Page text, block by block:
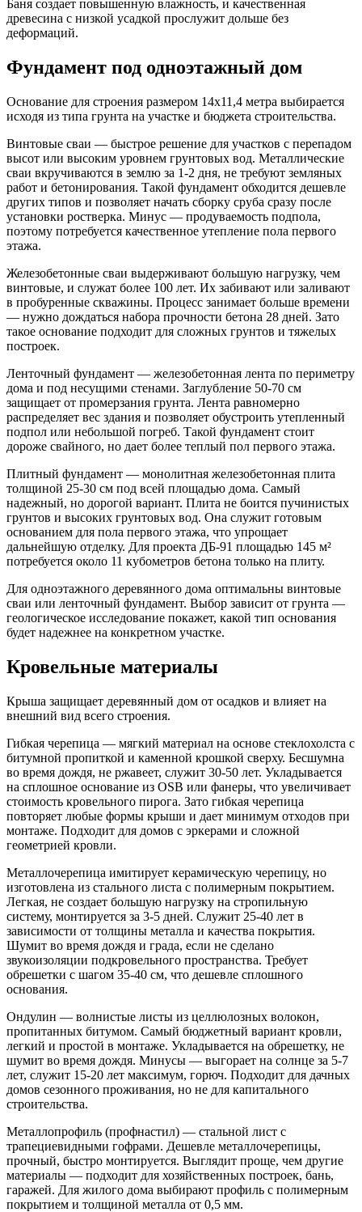
Баня создает повышенную влажность, и качественная
древесина с низкой усадкой прослужит дольше без
деформаций.
Фундамент под одноэтажный дом
Основание для строения размером 14х11,4 метра выбирается
исходя из типа грунта на участке и бюджета строительства.
Винтовые сваи — быстрое решение для участков с перепадом
высот или высоким уровнем грунтовых вод. Металлические
сваи вкручиваются в землю за 1-2 дня, не требуют земляных
работ и бетонирования. Такой фундамент обходится дешевле
других типов и позволяет начать сборку сруба сразу после
установки ростверка. Минус — продуваемость подпола,
поэтому потребуется качественное утепление пола первого
этажа.
Железобетонные сваи выдерживают большую нагрузку, чем
винтовые, и служат более 100 лет. Их забивают или заливают
в пробуренные скважины. Процесс занимает больше времени
— нужно дождаться набора прочности бетона 28 дней. Зато
такое основание подходит для сложных грунтов и тяжелых
построек.
Ленточный фундамент — железобетонная лента по периметру
дома и под несущими стенами. Заглубление 50-70 см
защищает от промерзания грунта. Лента равномерно
распределяет вес здания и позволяет обустроить утепленный
подпол или небольшой погреб. Такой фундамент стоит
дороже свайного, но дает более теплый пол первого этажа.
Плитный фундамент — монолитная железобетонная плита
толщиной 25-30 см под всей площадью дома. Самый
надежный, но дорогой вариант. Плита не боится пучинистых
грунтов и высоких грунтовых вод. Она служит готовым
основанием для пола первого этажа, что упрощает
дальнейшую отделку. Для проекта ДБ-91 площадью 145 м²
потребуется около 11 кубометров бетона только на плиту.
Для одноэтажного деревянного дома оптимальны винтовые
сваи или ленточный фундамент. Выбор зависит от грунта —
геологическое исследование покажет, какой тип основания
будет надежнее на конкретном участке.
Кровельные материалы
Крыша защищает деревянный дом от осадков и влияет на
внешний вид всего строения.
Гибкая черепица — мягкий материал на основе стеклохолста с
битумной пропиткой и каменной крошкой сверху. Бесшумна
во время дождя, не ржавеет, служит 30-50 лет. Укладывается
на сплошное основание из OSB или фанеры, что увеличивает
стоимость кровельного пирога. Зато гибкая черепица
повторяет любые формы крыши и дает минимум отходов при
монтаже. Подходит для домов с эркерами и сложной
геометрией кровли.
Металлочерепица имитирует керамическую черепицу, но
изготовлена из стального листа с полимерным покрытием.
Легкая, не создает большую нагрузку на стропильную
систему, монтируется за 3-5 дней. Служит 25-40 лет в
зависимости от толщины металла и качества покрытия.
Шумит во время дождя и града, если не сделано
звукоизоляции подкровельного пространства. Требует
обрешетки с шагом 35-40 см, что дешевле сплошного
основания.
Ондулин — волнистые листы из целлюлозных волокон,
пропитанных битумом. Самый бюджетный вариант кровли,
легкий и простой в монтаже. Укладывается на обрешетку, не
шумит во время дождя. Минусы — выгорает на солнце за 5-7
лет, служит 15-20 лет максимум, горюч. Подходит для дачных
домов сезонного проживания, но не для капитального
строительства.
Металлопрофиль (профнастил) — стальной лист с
трапециевидными гофрами. Дешевле металлочерепицы,
прочный, быстро монтируется. Выглядит проще, чем другие
материалы — подходит для хозяйственных построек, бань,
гаражей. Для жилого дома выбирают профиль с полимерным
покрытием и толщиной металла от 0,5 мм.